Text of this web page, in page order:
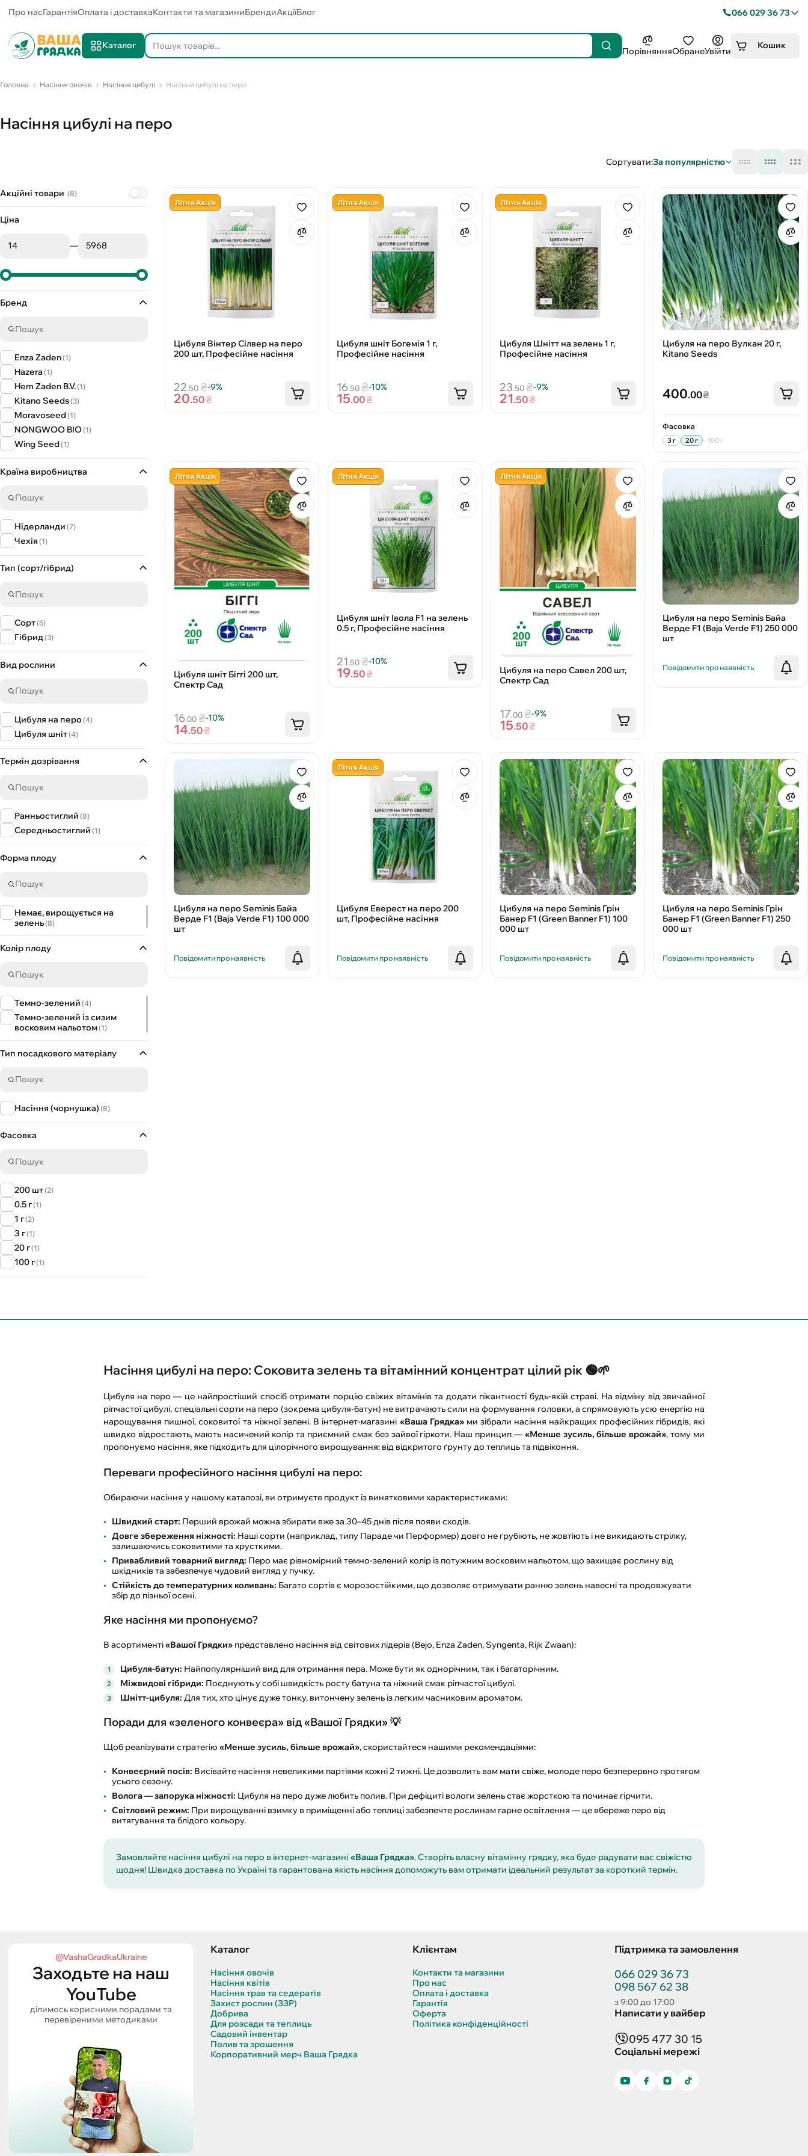
Про насГарантіяОплата і доставкаКонтакти та магазиниБрендиАкціїБлог 066 029 36 73
Каталог
ПорівнянняОбранеУвійти
Кошик
Головна Насіння овочів Насіння цибулі Насіння цибулі на перо
Насіння цибулі на перо
Сортувати:За популярністю
Акційні товари (8)
Ціна
—
Бренд
Enza Zaden(1)
Hazera(1)
Hem Zaden B.V.(1)
Kitano Seeds(3)
Moravoseed(1)
NONGWOO BIO(1)
Wing Seed(1)
Країна виробництва
Нідерланди (7)
Чехія (1)
Тип (сорт/гібрид)
Сорт(5)
Гібрид(3)
Вид рослини
Цибуля на перо(4)
Цибуля шніт(4)
Термін дозрівання
Ранньостиглий (8)
Середньостиглий (1)
Форма плоду
Немає, вирощується на
зелень(8)
Колір плоду
Темно-зелений (4)
Темно-зелений із сизим
восковим нальотом(1)
Тип посадкового матеріалу
Насіння (чорнушка) (8)
Фасовка
200 шт(2)
0.5 г(1)
1 г(2)
3 г(1)
20 г(1)
100 г(1)
Літня Акція
Цибуля Вінтер Сілвер на перо
200 шт, Професійне насіння
22.50 ₴-9%
20.50₴
Літня Акція
Цибуля шніт Богемія 1 г,
Професійне насіння
16.50 ₴-10%
15.00₴
Літня Акція
Цибуля Шнітт на зелень 1 г,
Професійне насіння
23.50 ₴-9%
21.50₴
Цибуля на перо Вулкан 20 г,
Kitano Seeds
400.00₴
Фасовка
3 г 20 г 100 г
Літня Акція
Цибуля шніт Біггі 200 шт,
Спектр Сад
16.00 ₴-10%
14.50₴
Літня Акція
Цибуля шніт Івола F1 на зелень
0.5 г, Професійне насіння
21.50 ₴-10%
19.50₴
Літня Акція
Цибуля на перо Савел 200 шт,
Спектр Сад
17.00 ₴-9%
15.50₴
Цибуля на перо Seminis Байа
Верде F1 (Baja Verde F1) 250 000
шт
Повідомити про наявність
Цибуля на перо Seminis Байа
Верде F1 (Baja Verde F1) 100 000
шт
Повідомити про наявність
Літня Акція
Цибуля Еверест на перо 200
шт, Професійне насіння
Повідомити про наявність
Цибуля на перо Seminis Грін
Банер F1 (Green Banner F1) 100
000 шт
Повідомити про наявність
Цибуля на перо Seminis Грін
Банер F1 (Green Banner F1) 250
000 шт
Повідомити про наявність
Насіння цибулі на перо: Соковита зелень та вітамінний концентрат цілий рік 🟢🌱
Цибуля на перо — це найпростіший спосіб отримати порцію свіжих вітамінів та додати пікантності будь-якій страві. На відміну від звичайної
ріпчастої цибулі, спеціальні сорти на перо (зокрема цибуля-батун) не витрачають сили на формування головки, а спрямовують усю енергію на
нарощування пишної, соковитої та ніжної зелені. В інтернет-магазині «Ваша Грядка»ми зібрали насіння найкращих професійних гібридів, які
швидко відростають, мають насичений колір та приємний смак без зайвої гіркоти. Наш принцип — «Менше зусиль, більше врожай», тому ми
пропонуємо насіння, яке підходить для цілорічного вирощування: від відкритого ґрунту до теплиць та підвіконня.
Переваги професійного насіння цибулі на перо:
Обираючи насіння у нашому каталозі, ви отримуєте продукт із винятковими характеристиками:
Швидкий старт: Перший врожай можна збирати вже за 30–45 днів після появи сходів.
Довге збереження ніжності: Наші сорти (наприклад, типу Параде чи Перформер) довго не грубіють, не жовтіють і не викидають стрілку,
залишаючись соковитими та хрусткими.
Привабливий товарний вигляд: Перо має рівномірний темно-зелений колір із потужним восковим нальотом, що захищає рослину від
шкідників та забезпечує чудовий вигляд у пучку.
Стійкість до температурних коливань: Багато сортів є морозостійкими, що дозволяє отримувати ранню зелень навесні та продовжувати
збір до пізньої осені.
Яке насіння ми пропонуємо?
В асортименті«Вашої Грядки» представлено насіння від світових лідерів (Bejo, Enza Zaden, Syngenta, Rijk Zwaan):
Цибуля-батун: Найпопулярніший вид для отримання пера. Може бути як однорічним, так і багаторічним.
Міжвидові гібриди: Поєднують у собі швидкість росту батуна та ніжний смак ріпчастої цибулі.
Шнітт-цибуля: Для тих, хто цінує дуже тонку, витончену зелень із легким часниковим ароматом.
Поради для «зеленого конвеєра» від «Вашої Грядки» 💡
Щоб реалізувати стратегію «Менше зусиль, більше врожай», скористайтеся нашими рекомендаціями:
Конвеєрний посів: Висівайте насіння невеликими партіями кожні 2 тижні. Це дозволить вам мати свіже, молоде перо безперервно протягом
усього сезону.
Волога — запорука ніжності: Цибуля на перо дуже любить полив. При дефіциті вологи зелень стає жорсткою та починає гірчити.
Світловий режим: При вирощуванні взимку в приміщенні або теплиці забезпечте рослинам гарне освітлення — це вбереже перо від
витягування та блідого кольору.
Замовляйте насіння цибулі на перо в інтернет-магазині «Ваша Грядка». Створіть власну вітамінну грядку, яка буде радувати вас свіжістю
щодня! Швидка доставка по Україні та гарантована якість насіння допоможуть вам отримати ідеальний результат за короткий термін.
@VashaGradkaUkraine
Заходьте на наш
YouTube
ділимось корисними порадами та
перевіреними методиками
Каталог
Насіння овочів
Насіння квітів
Насіння трав та седератів
Захист рослин (ЗЗР)
Добрива
Для розсади та теплиць
Садовий інвентар
Полив та зрошення
Корпоративний мерч Ваша Грядка
Клієнтам
Контакти та магазини
Про нас
Оплата і доставка
Гарантія
Оферта
Політика конфіденційності
Підтримка та замовлення
066 029 36 73
098 567 62 38
з 9:00 до 17:00
Написати у вайбер
095 477 30 15
Соціальні мережі